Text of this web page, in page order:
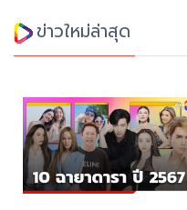
ข่าวใหม่ล่าสุด